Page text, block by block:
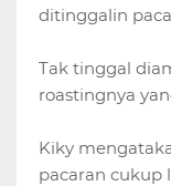
ditinggalin
Tak tinggal
roastingnya
Kiky
pacaran cukup